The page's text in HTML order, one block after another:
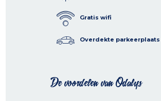
Gratis wifi
Overdekte parkeerplaats
De voordelen van Odalys